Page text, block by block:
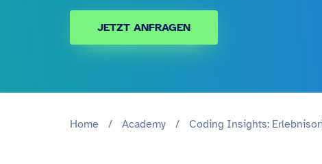
JETZT ANFRAGEN
Home / Academy / Coding Insights: